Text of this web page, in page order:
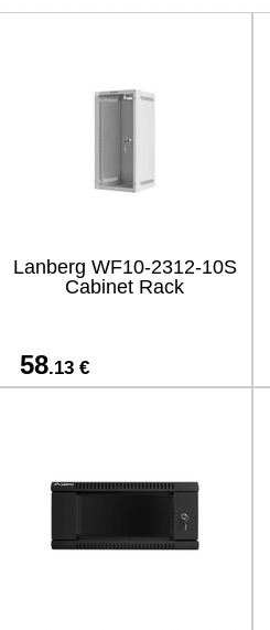
Renewd техника, Outlet
Lanberg WF10-2312-10S
Cabinet Rack
58.13 €